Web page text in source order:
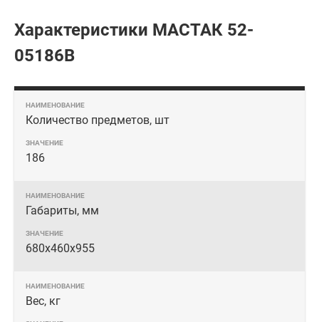
Характеристики МАСТАК 52-
05186B
Количество предметов, шт
186
Габариты, мм
680х460х955
Вес, кг